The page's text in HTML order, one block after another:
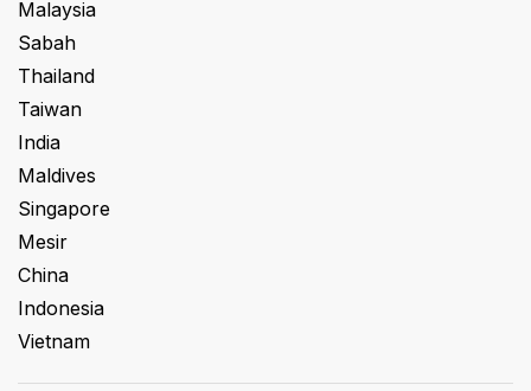
Malaysia
Sabah
Thailand
Taiwan
India
Maldives
Singapore
Mesir
China
Indonesia
Vietnam